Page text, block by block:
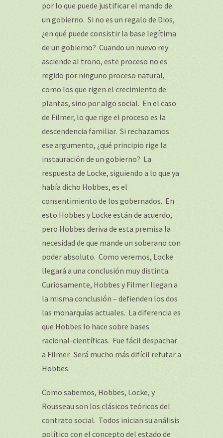
por lo que puede justificar el mando de
un gobierno. Si no es un regalo de Dios,
¿en qué puede consistir la base legítima
de un gobierno? Cuando un nuevo rey
asciende al trono, este proceso no es
regido por ninguno proceso natural,
como los que rigen el crecimiento de
plantas, sino por algo social. En el caso
de Filmer, lo que rige el proceso es la
descendencia familiar. Si rechazamos
ese argumento, ¿qué principio rige la
instauración de un gobierno? La
respuesta de Locke, siguiendo a lo que ya
había dicho Hobbes, es el
consentimiento de los gobernados. En
esto Hobbes y Locke están de acuerdo,
pero Hobbes deriva de esta premisa la
necesidad de que mande un soberano con
poder absoluto. Como veremos, Locke
llegará a una conclusión muy distinta.
Curiosamente, Hobbes y Filmer llegan a
la misma conclusión – defienden los dos
las monarquías actuales. La diferencia es
que Hobbes lo hace sobre bases
racional-científicas. Fue fácil despachar
a Filmer. Será mucho más difícil refutar a
Hobbes.
Como sabemos, Hobbes, Locke, y
Rousseau son los clásicos teóricos del
contrato social. Todos inician su análisis
político con el concepto del estado de